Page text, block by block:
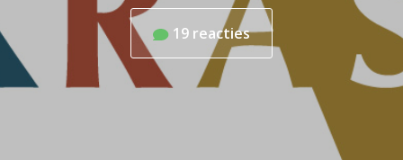
19 reacties